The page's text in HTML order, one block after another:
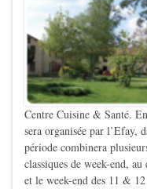
Centre Cuisine & Santé.
sera organisée par l’Efay,
période combinera
classiques de week-end,
et le week-end des 11 &